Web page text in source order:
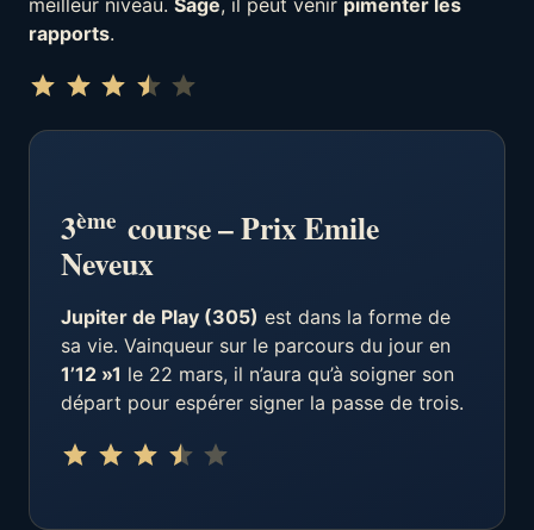
meilleur niveau. Sage, il peut venir pimenter les
rapports.
⭐⭐ ⭐⭐
3ème course – Prix Emile
Neveux
Jupiter de Play (305) est dans la forme de
sa vie. Vainqueur sur le parcours du jour en
1’12 »1 le 22 mars, il n’aura qu’à soigner son
départ pour espérer signer la passe de trois.
⭐⭐ ⭐⭐